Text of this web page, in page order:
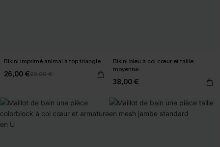
Bikini imprimé animal à top triangle
26,00 €29,00 €
Bikini bleu à col cœur et taille
moyenne
38,00 €